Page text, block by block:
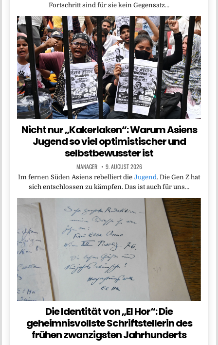
Fortschritt sind für sie kein Gegensatz…
Nicht nur „Kakerlaken“: Warum Asiens
Jugend so viel optimistischer und
selbstbewusster ist
MANAGER 9. AUGUST 2026
Im fernen Süden Asiens rebelliert die Jugend. Die Gen Z hat
sich entschlossen zu kämpfen. Das ist auch für uns…
Die Identität von „El Hor“: Die
geheimnisvollste Schriftstellerin des
frühen zwanzigsten Jahrhunderts